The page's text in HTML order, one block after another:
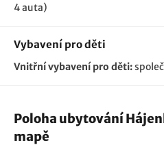
Vybavení pro děti
Vnitřní vybavení pro děti:
4 auta)
Poloha ubytování
mapě